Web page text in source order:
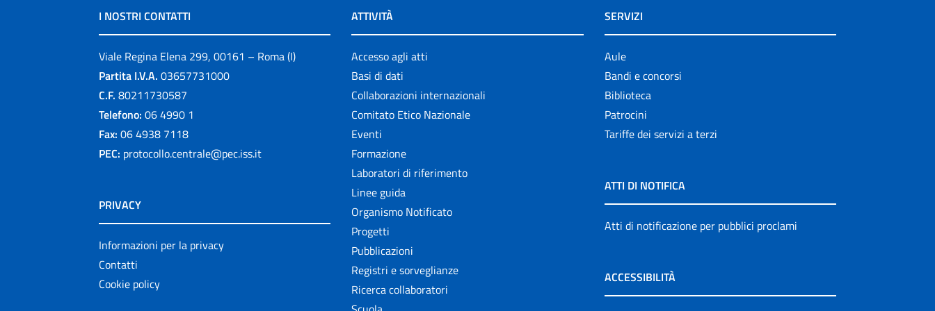
I NOSTRI CONTATTI
Viale Regina Elena 299, 00161 – Roma (I)
Partita I.V.A. 03657731000
C.F. 80211730587
Telefono: 06 4990 1
Fax: 06 4938 7118
PEC: protocollo.centrale@pec.iss.it
PRIVACY
Informazioni per la privacy
Contatti
Cookie policy
ATTIVITÀ
Accesso agli atti
Basi di dati
Collaborazioni internazionali
Comitato Etico Nazionale
Eventi
Formazione
Laboratori di riferimento
Linee guida
Organismo Notificato
Progetti
Pubblicazioni
Registri e sorveglianze
Ricerca collaboratori
SERVIZI
Aule
Bandi e concorsi
Biblioteca
Patrocini
Tariffe dei servizi a terzi
ATTI DI NOTIFICA
Atti di notificazione per pubblici proclami
ACCESSIBILITÀ